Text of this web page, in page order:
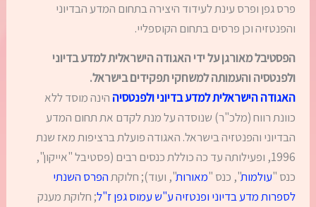
פרס גפן ופרס עינת לעידוד היצירה בתחום המדע הבדיוני
והפנטזיה וכן פרסים בתחום הקוספליי.
הפסטיבל מאורגן על ידי האגודה הישראלית למדע בדיוני
ולפנטסיה והעמותה למשחקי תפקידים בישראל.
האגודה הישראלית למדע בדיוני ולפנטסיה הינה מוסד ללא
כוונת רווח (מלכ"ר) שנוסדה על מנת לקדם את תחום המדע
הבדיוני והפנטזיה בישראל. האגודה פועלת ברציפות מאז שנת
1996, ופעילותה עד כה כוללת כנסים רבים (פסטיבל "אייקון",
כנס "עולמות", כנס "מאורות", ועוד); חלוקתהפרס השנתי
לספרות מדע בדיוני ופנטזיה ע"ש עמוס גפן ז"ל; חלוקת מענק